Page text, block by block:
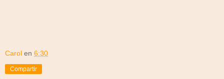
Carol en 6:30
Compartir